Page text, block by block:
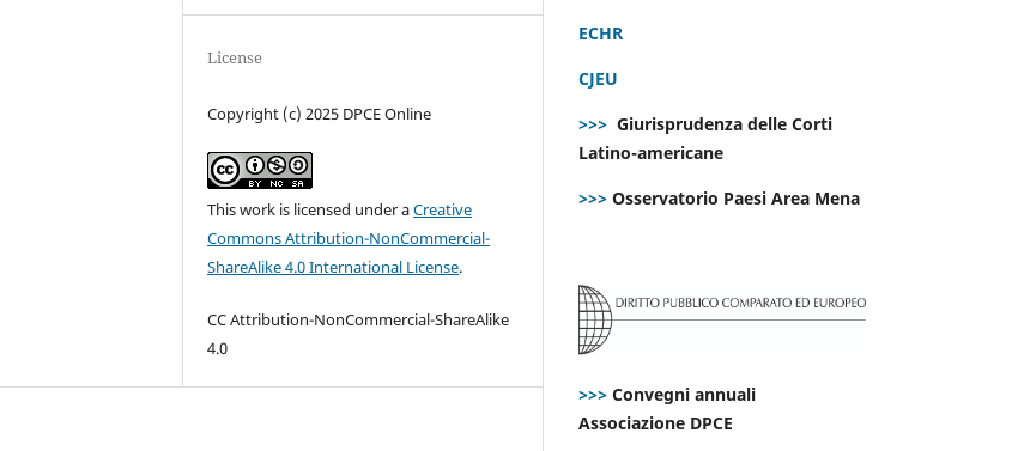
License
Copyright (c) 2025 DPCE Online
This work is licensed under aCreative
Commons Attribution-NonCommercial-
ShareAlike 4.0 International License.
CC Attribution-NonCommercial-ShareAlike
4.0
ECHR
CJEU
>>> Giurisprudenza delle Corti
Latino-americane
>>> Osservatorio Paesi Area Mena
>>> Convegni annuali
Associazione DPCE